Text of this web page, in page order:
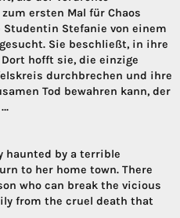
ersten Mal für Chaos
Stefanie von einem
Sie beschließt, in ihre
hofft sie, die einzige
durchbrechen und ihre
Tod bewahren kann, der
haunted by a terrible
to her home town. There
who can break the vicious
from the cruel death that